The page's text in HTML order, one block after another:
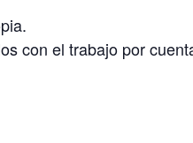
con el trabajo por